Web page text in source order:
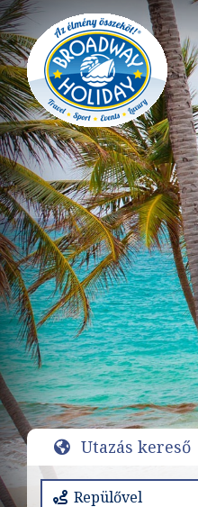
Utazás kereső